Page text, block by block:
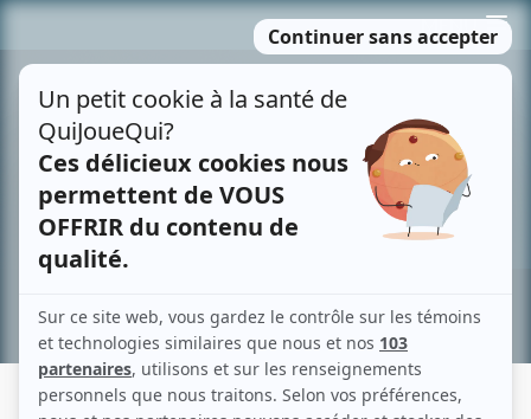
MENU
contenu
Recherche avancée »
LES ARMES